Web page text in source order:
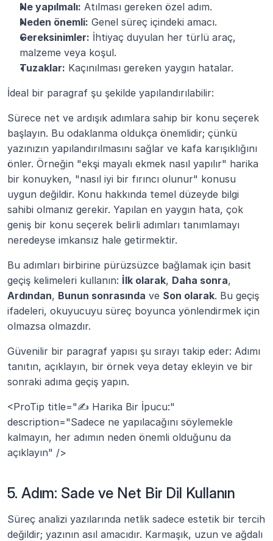
Ne yapılmalı: Atılması gereken özel adım.
Neden önemli: Genel süreç içindeki amacı.
Gereksinimler: İhtiyaç duyulan her türlü araç,
malzeme veya koşul.
Tuzaklar: Kaçınılması gereken yaygın hatalar.
İdeal bir paragraf şu şekilde yapılandırılabilir:
Sürece net ve ardışık adımlara sahip bir konu seçerek
başlayın. Bu odaklanma oldukça önemlidir; çünkü
yazınızın yapılandırılmasını sağlar ve kafa karışıklığını
önler. Örneğin "ekşi mayalı ekmek nasıl yapılır" harika
bir konuyken, "nasıl iyi bir fırıncı olunur" konusu
uygun değildir. Konu hakkında temel düzeyde bilgi
sahibi olmanız gerekir. Yapılan en yaygın hata, çok
geniş bir konu seçerek belirli adımları tanımlamayı
neredeyse imkansız hale getirmektir.
Bu adımları birbirine pürüzsüzce bağlamak için basit
geçiş kelimeleri kullanın: İlk olarak, Daha sonra
Ardından, Bunun sonrasında ve Son olarak. Bu geçiş
ifadeleri, okuyucuyu süreç boyunca yönlendirmek için
olmazsa olmazdır.
Güvenilir bir paragraf yapısı şu sırayı takip eder: Adımı
tanıtın, açıklayın, bir örnek veya detay ekleyin ve bir
sonraki adıma geçiş yapın.
<ProTip title="✍️ Harika Bir İpucu:"
description="Sadece ne yapılacağını söylemekle
kalmayın, her adımın neden önemli olduğunu da
açıklayın" />
5. Adım: Sade ve Net Bir Dil Kullanın
Süreç analizi yazılarında netlik sadece estetik bir tercih
değildir; yazının asıl amacıdır. Karmaşık, uzun ve ağdalı